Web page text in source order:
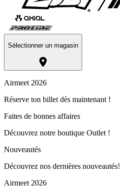
Sélectionner un magasin
Airmeet 2026
Réserve ton billet dès maintenant !
Faites de bonnes affaires
Découvrez notre boutique Outlet !
Nouveautés
Découvrez nos dernières nouveautés!
Airmeet 2026